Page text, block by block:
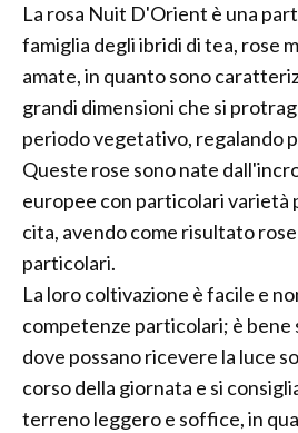
La rosa Nuit D'Orient è una
famiglia degli ibridi di tea, rose
amate, in quanto sono
grandi dimensioni che si
periodo vegetativo, regalando
Queste rose sono nate
europee con particolari varietà
cita, avendo come risultato
particolari.
La loro coltivazione è facile e
competenze particolari; è bene
dove possano ricevere la luce
corso della giornata e si
terreno leggero e soffice, in